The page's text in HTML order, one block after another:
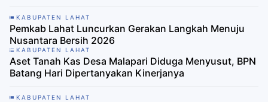
KABUPATEN LAHAT
Pemkab Lahat Luncurkan Gerakan Langkah Menuju
Nusantara Bersih 2026
KABUPATEN LAHAT
Aset Tanah Kas Desa Malapari Diduga Menyusut, BPN
Batang Hari Dipertanyakan Kinerjanya
KABUPATEN LAHAT